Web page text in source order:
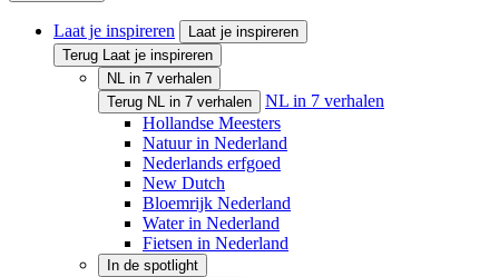
Laat je inspireren
Laat je inspireren
Terug Laat je inspireren
NL in 7 verhalen
Terug NL in 7 verhalen
NL in 7 verhalen
Hollandse Meesters
Natuur in Nederland
Nederlands erfgoed
New Dutch
Bloemrijk Nederland
Water in Nederland
Fietsen in Nederland
In de spotlight